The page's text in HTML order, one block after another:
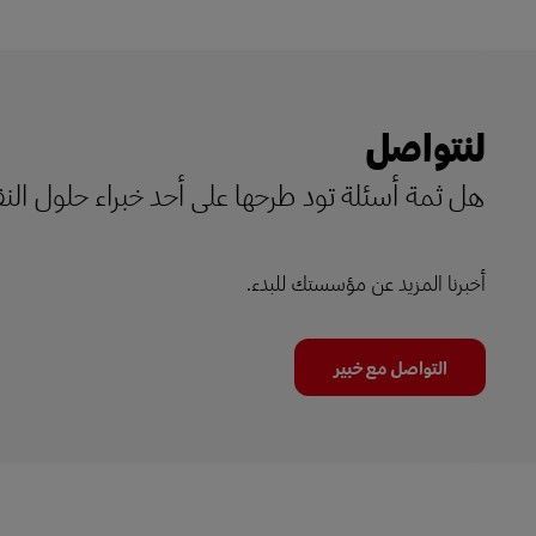
لنتواصل
هل ثمة أسئلة تود طرحها على أحد خبراء حلول
أخبرنا المزيد عن مؤسستك للبدء.
التواصل مع خبير